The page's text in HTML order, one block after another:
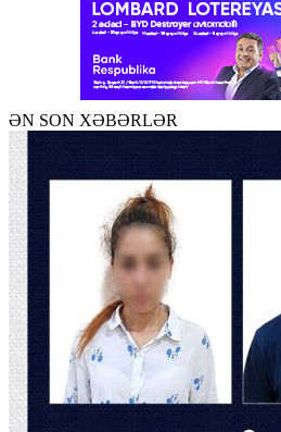
ƏN SON XƏBƏRLƏR